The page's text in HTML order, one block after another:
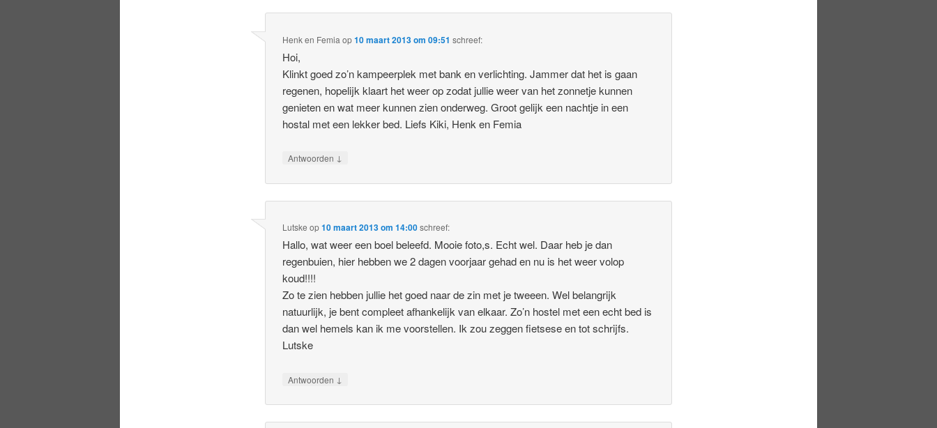
Henk en Femia op10 maart 2013 om 09:51 schreef:
Hoi,
Klinkt goed zo’n kampeerplek met bank en verlichting. Jammer dat het is gaan
regenen, hopelijk klaart het weer op zodat jullie weer van het zonnetje kunnen
genieten en wat meer kunnen zien onderweg. Groot gelijk een nachtje in een
hostal met een lekker bed. Liefs Kiki, Henk en Femia
Antwoorden ↓
Lutske op10 maart 2013 om 14:00schreef:
Hallo, wat weer een boel beleefd. Mooie foto,s. Echt wel. Daar heb je dan
regenbuien, hier hebben we 2 dagen voorjaar gehad en nu is het weer volop
koud!!!!
Zo te zien hebben jullie het goed naar de zin met je tweeen. Wel belangrijk
natuurlijk, je bent compleet afhankelijk van elkaar. Zo’n hostel met een echt bed is
dan wel hemels kan ik me voorstellen. Ik zou zeggen fietsese en tot schrijfs.
Lutske
Antwoorden ↓